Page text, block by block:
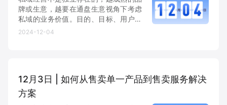
牌或生意，越要在通盘生意视角下考虑
私域的业务价值。目的、目标、用户价
值足够清晰，运营动作自然能做到有的
2024-12-04
12月3日 | 如何从售卖单一产品到售卖服务解决
方案